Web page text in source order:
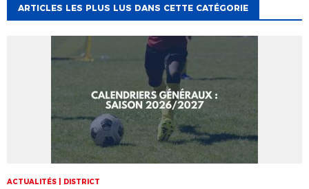
ARTICLES LES PLUS LUS DANS CETTE CATÉGORIE
ACTUALITÉS | DISTRICT